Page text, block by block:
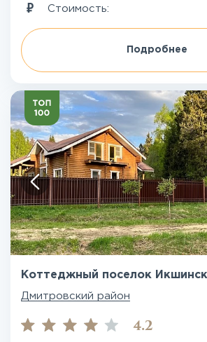
Стоимость:
Подробнее
Коттеджный поселок
Дмитровский район
4.2